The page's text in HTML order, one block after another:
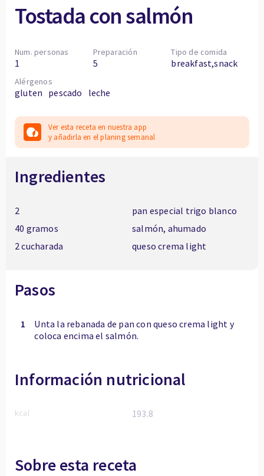
Tostada con salmón
Num. personas
1
Preparación
5
Tipo de comida
breakfast,snack
Alérgenos
gluten pescado leche
Ver esta receta en nuestra app
y añadirla en el planing semanal
Ingredientes
2
pan especial trigo blanco
40 gramos
salmón, ahumado
2 cucharada
queso crema light
Pasos
1
Unta la rebanada de pan con queso crema light y
coloca encima el salmón.
Información nutricional
kcal 193.8
Sobre esta receta